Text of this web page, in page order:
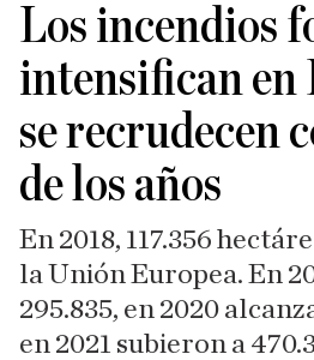
Los incendios
intensifican en
se recrudecen
de los años
En 2018, 117.356
la Unión Europea. En
295.835, en 2020
en 2021 subieron a